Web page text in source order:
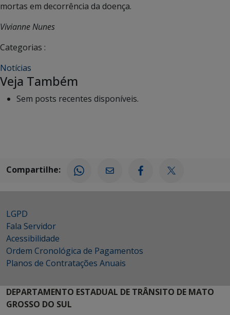
mortas em decorrência da doença.
Vivianne Nunes
Categorias :
Notícias
Veja Também
Sem posts recentes disponíveis.
Compartilhe:
LGPD
Fala Servidor
Acessibilidade
Ordem Cronológica de Pagamentos
Planos de Contratações Anuais
DEPARTAMENTO ESTADUAL DE TRÂNSITO DE MATO
GROSSO DO SUL